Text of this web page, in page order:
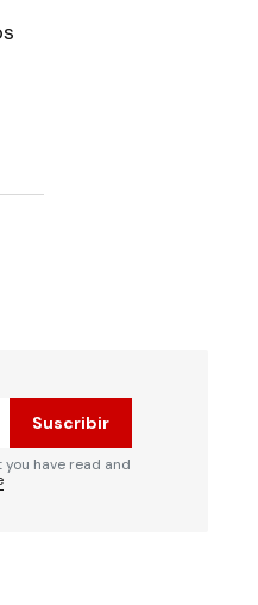
Suscribir
have read and